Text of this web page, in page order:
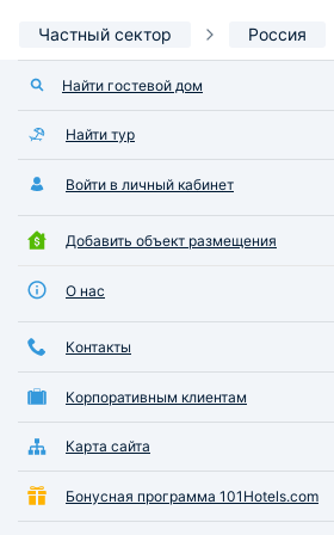
Частный сектор Россия
Найти гостевой дом
Найти тур
Войти в личный кабинет
Добавить объект размещения
О нас
Контакты
Корпоративным клиентам
Карта сайта
Бонусная программа 101Hotels.com